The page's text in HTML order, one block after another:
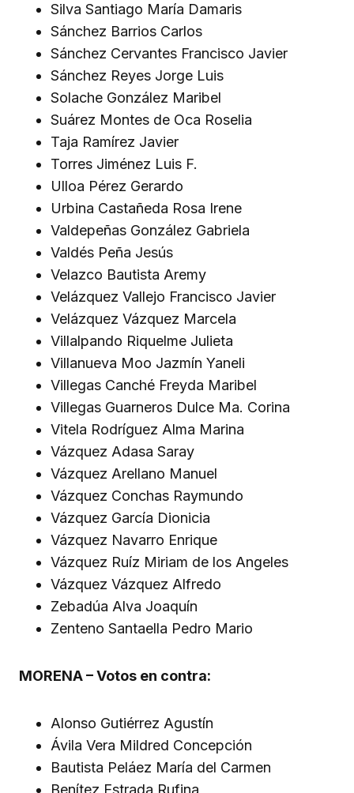
Silva Santiago María Damaris
Sánchez Barrios Carlos
Sánchez Cervantes Francisco Javier
Sánchez Reyes Jorge Luis
Solache González Maribel
Suárez Montes de Oca Roselia
Taja Ramírez Javier
Torres Jiménez Luis F.
Ulloa Pérez Gerardo
Urbina Castañeda Rosa Irene
Valdepeñas González Gabriela
Valdés Peña Jesús
Velazco Bautista Aremy
Velázquez Vallejo Francisco Javier
Velázquez Vázquez Marcela
Villalpando Riquelme Julieta
Villanueva Moo Jazmín Yaneli
Villegas Canché Freyda Maribel
Villegas Guarneros Dulce Ma. Corina
Vitela Rodríguez Alma Marina
Vázquez Adasa Saray
Vázquez Arellano Manuel
Vázquez Conchas Raymundo
Vázquez García Dionicia
Vázquez Navarro Enrique
Vázquez Ruíz Miriam de los Angeles
Vázquez Vázquez Alfredo
Zebadúa Alva Joaquín
Zenteno Santaella Pedro Mario
MORENA – Votos en contra:
Alonso Gutiérrez Agustín
Ávila Vera Mildred Concepción
Bautista Peláez María del Carmen
Benítez Estrada Rufina